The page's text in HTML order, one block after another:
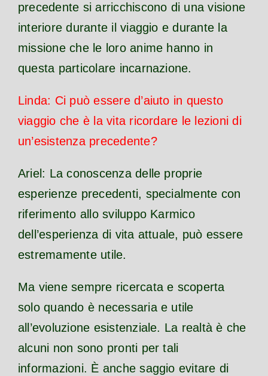
precedente si arricchiscono di una visione
interiore durante il viaggio e durante la
missione che le loro anime hanno in
questa particolare incarnazione.
Linda: Ci può essere d’aiuto in questo
viaggio che è la vita ricordare le lezioni di
un’esistenza precedente?
Ariel: La conoscenza delle proprie
esperienze precedenti, specialmente con
riferimento allo sviluppo Karmico
dell’esperienza di vita attuale, può essere
estremamente utile.
Ma viene sempre ricercata e scoperta
solo quando è necessaria e utile
all’evoluzione esistenziale. La realtà è che
alcuni non sono pronti per tali
informazioni. È anche saggio evitare di